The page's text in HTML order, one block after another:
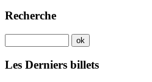
Recherche
Les Derniers billets